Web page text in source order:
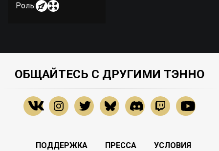
Роль:
ОБЩАЙТЕСЬ С ДРУГИМИ ТЭННО
ПОДДЕРЖКА ПРЕССА
УСЛОВИЯ